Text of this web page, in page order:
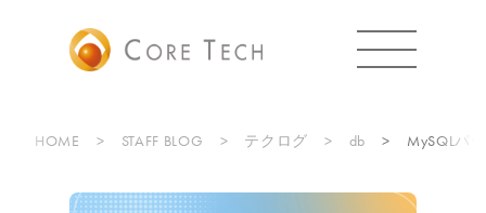
HOME STAFF BLOG テクログ db MySQLパ